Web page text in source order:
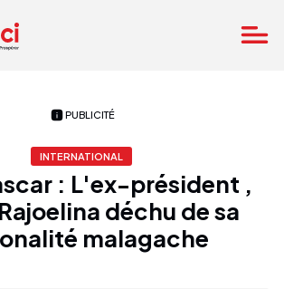
PUBLICITÉ
INTERNATIONAL
: L'ex-président ,
déchu de sa
malagache